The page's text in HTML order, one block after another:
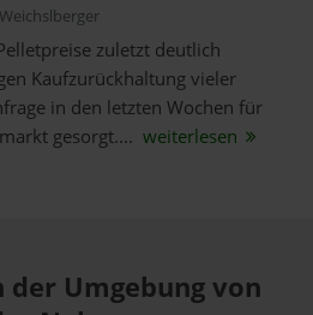
Weichslberger
zuletzt deutlich
Kaufzurückhaltung vieler
in den letzten Wochen für
gesorgt.... weiterlesen
der Umgebung von